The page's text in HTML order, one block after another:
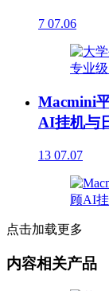
7 07.06
Macmini
AI挂机与
13 07.07
点击加载更多
内容相关产品